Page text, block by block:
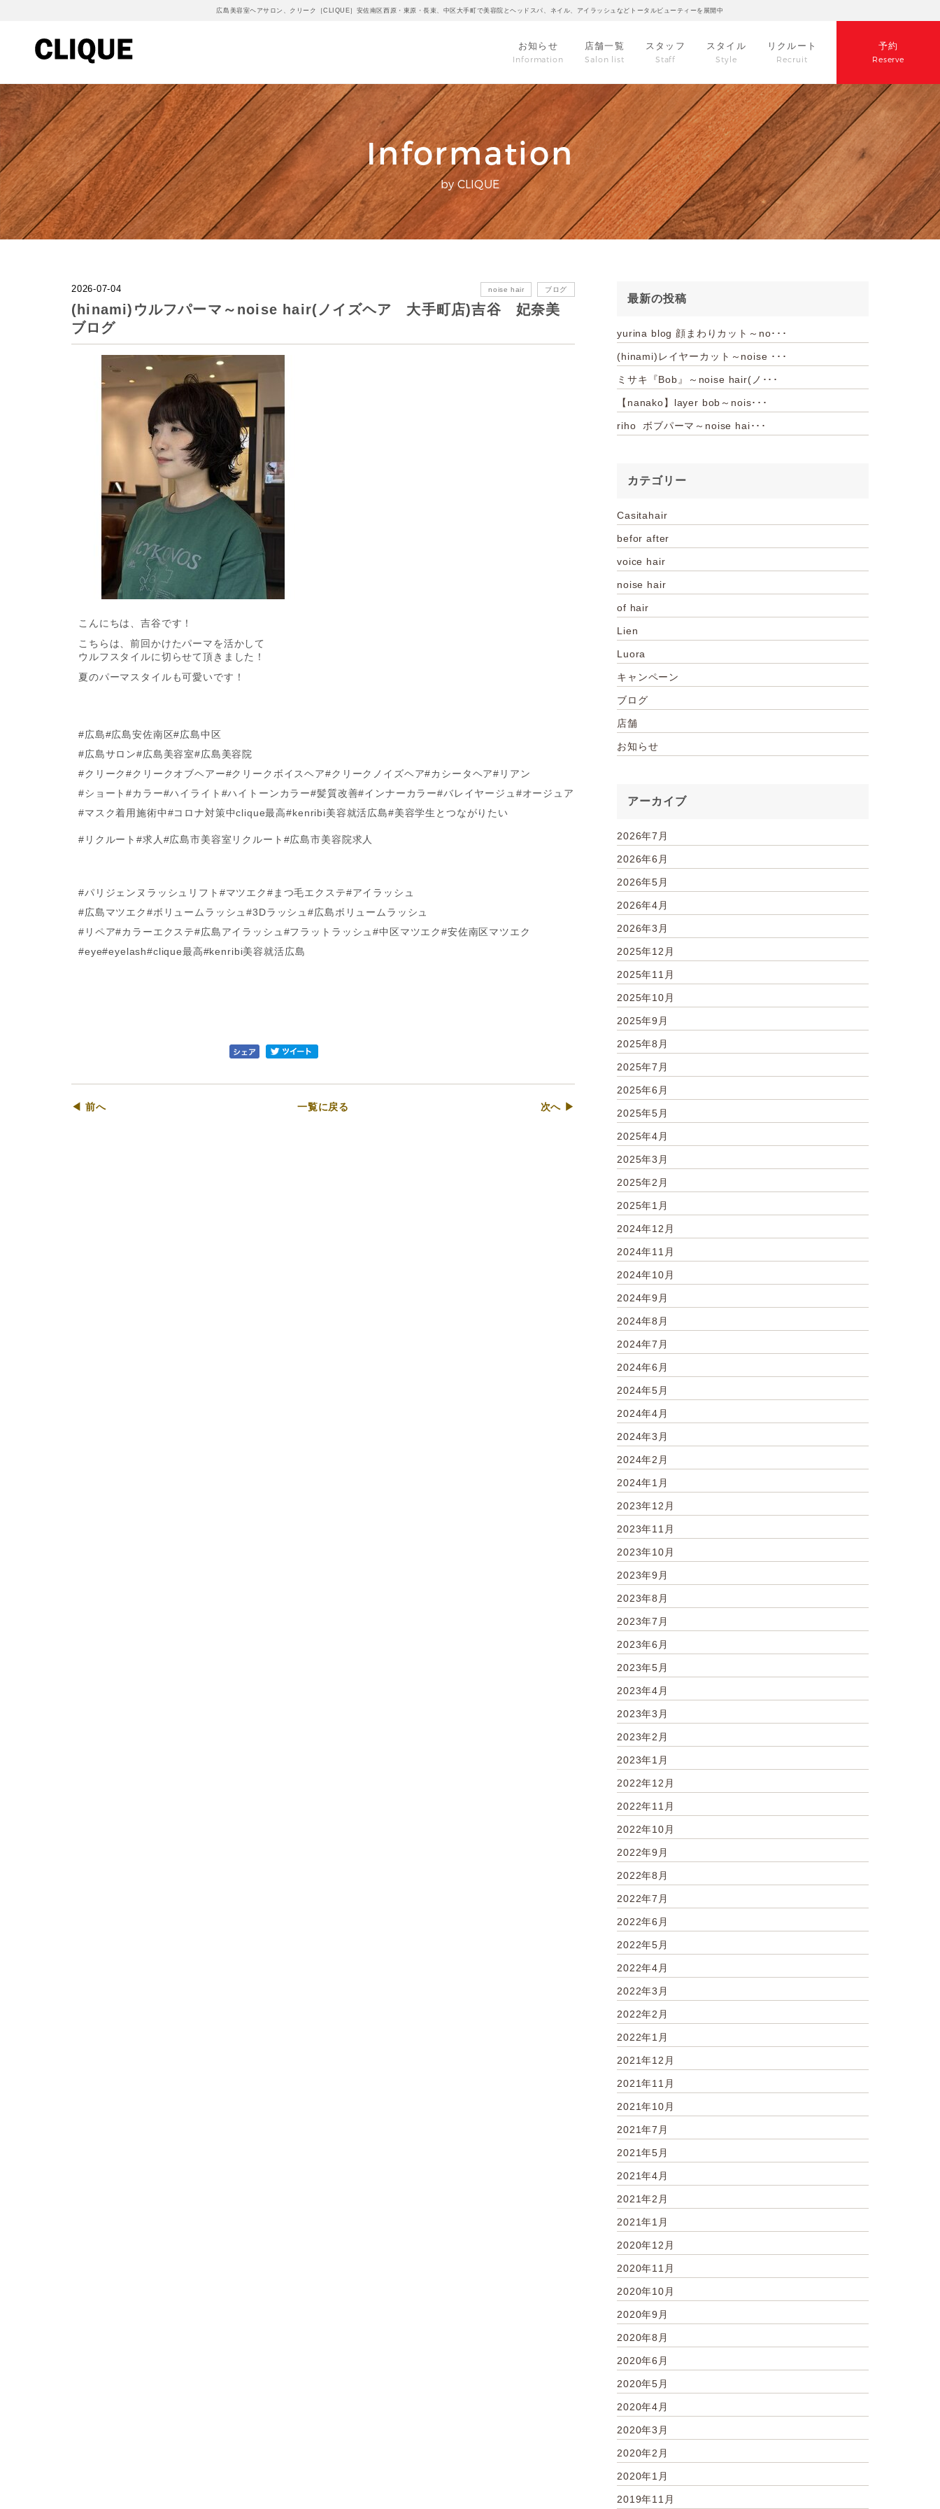
広島美容室ヘアサロン、クリーク［CLIQUE］安佐南区西原・東原・長束、中区大手町で美容院とヘッドスパ、ネイル、アイラッシュなどトータルビューティーを展開中
お知らせ
Information
店舗一覧
Salon list
スタッフ
Staff
スタイル
Style
リクルート
Recruit
予約
Reserve
Information
by CLIQUE
2026-07-04 noise hair ブログ
(hinami)ウルフパーマ～noise hair(ノイズヘア 大手町店)吉谷 妃奈美
ブログ
こんにちは、吉谷です！
こちらは、前回かけたパーマを活かして
ウルフスタイルに切らせて頂きました！
夏のパーマスタイルも可愛いです！
#広島#広島安佐南区#広島中区
#広島サロン#広島美容室#広島美容院
#クリーク#クリークオブヘアー#クリークボイスヘア#クリークノイズヘア#カシータヘア#リアン
#ショート#カラー#ハイライト#ハイトーンカラー#髪質改善#インナーカラー#バレイヤージュ#オージュア
#マスク着用施術中#コロナ対策中clique最高#kenribi美容就活広島#美容学生とつながりたい
#リクルート#求人#広島市美容室リクルート#広島市美容院求人
#パリジェンヌラッシュリフト#マツエク#まつ毛エクステ#アイラッシュ
#広島マツエク#ボリュームラッシュ#3Dラッシュ#広島ボリュームラッシュ
#リペア#カラーエクステ#広島アイラッシュ#フラットラッシュ#中区マツエク#安佐南区マツエク
#eye#eyelash#clique最高#kenribi美容就活広島
◀ 前へ 一覧に戻る 次へ ▶
最新の投稿
yurina blog 顔まわりカット～no･･･
(hinami)レイヤーカット～noise ･･･
ミサキ『Bob』～noise hair(ノ･･･
【nanako】layer bob～nois･･･
riho ボブパーマ～noise hai･･･
カテゴリー
Casitahair
befor after
voice hair
noise hair
of hair
Lien
Luora
キャンペーン
ブログ
店舗
お知らせ
アーカイブ
2026年7月
2026年6月
2026年5月
2026年4月
2026年3月
2025年12月
2025年11月
2025年10月
2025年9月
2025年8月
2025年7月
2025年6月
2025年5月
2025年4月
2025年3月
2025年2月
2025年1月
2024年12月
2024年11月
2024年10月
2024年9月
2024年8月
2024年7月
2024年6月
2024年5月
2024年4月
2024年3月
2024年2月
2024年1月
2023年12月
2023年11月
2023年10月
2023年9月
2023年8月
2023年7月
2023年6月
2023年5月
2023年4月
2023年3月
2023年2月
2023年1月
2022年12月
2022年11月
2022年10月
2022年9月
2022年8月
2022年7月
2022年6月
2022年5月
2022年4月
2022年3月
2022年2月
2022年1月
2021年12月
2021年11月
2021年10月
2021年7月
2021年5月
2021年4月
2021年2月
2021年1月
2020年12月
2020年11月
2020年10月
2020年9月
2020年8月
2020年6月
2020年5月
2020年4月
2020年3月
2020年2月
2020年1月
2019年11月